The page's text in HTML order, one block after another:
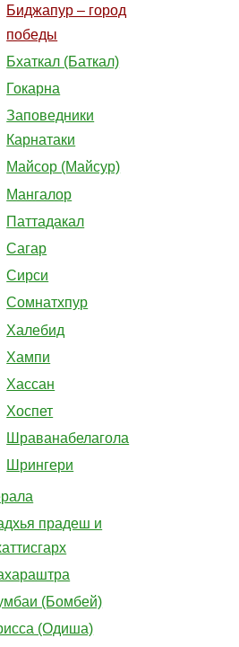
Биджапур – город
победы
Бхаткал (Баткал)
Гокарна
Заповедники
Карнатаки
Майсор (Майсур)
Мангалор
Паттадакал
Сагар
Сирси
Сомнатхпур
Халебид
Хампи
Хассан
Хоспет
Шраванабелагола
Шрингери
прадеш и
(Бомбей)
(Одиша)